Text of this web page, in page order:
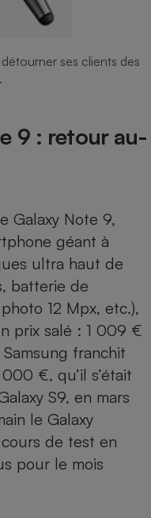
ses clients des
9 : retour au-
Galaxy Note 9,
géant à
ultra haut de
batterie de
12 Mpx, etc.),
prix salé : 1 009 €
Samsung franchit
€, qu’il s’était
S9, en mars
le Galaxy
de test en
pour le mois